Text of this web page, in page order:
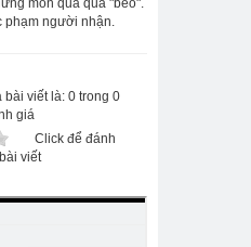
món quà quá "bèo".
phạm người nhận.
bài viết là: 0 trong 0
giá
Click để đánh
viết